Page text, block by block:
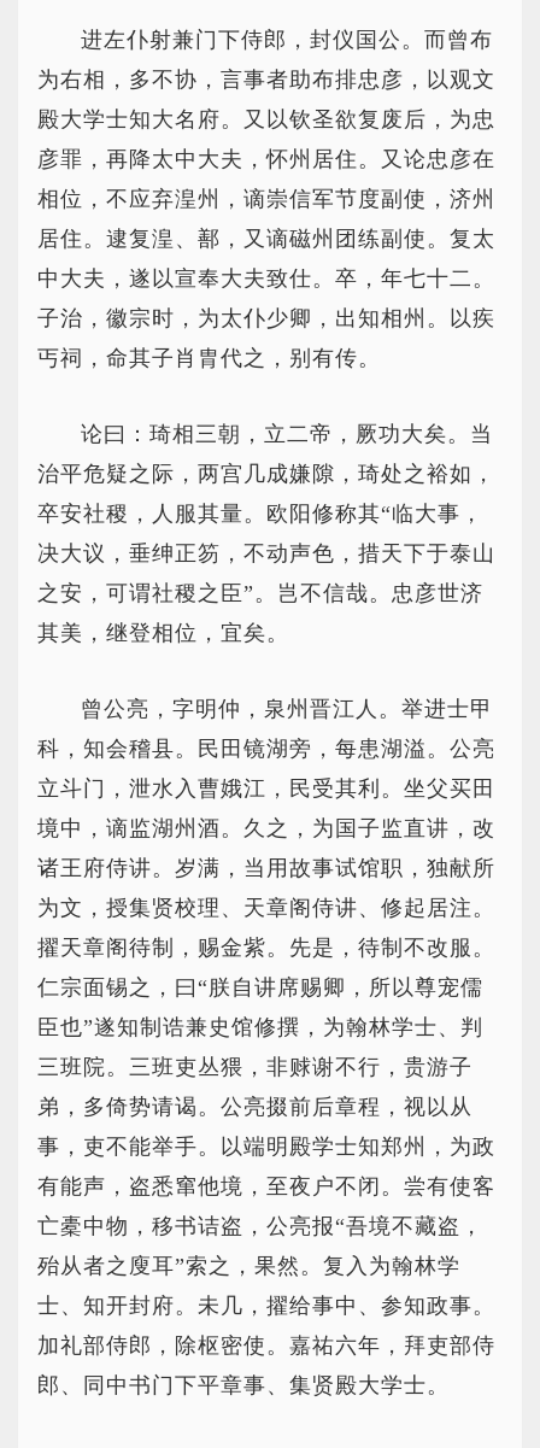
进左仆射兼门下侍郎，封仪国公。而曾布
为右相，多不协，言事者助布排忠彦，以观文
殿大学士知大名府。又以钦圣欲复废后，为忠
彦罪，再降太中大夫，怀州居住。又论忠彦在
相位，不应弃湟州，谪崇信军节度副使，济州
居住。逮复湟、鄯，又谪磁州团练副使。复太
中大夫，遂以宣奉大夫致仕。卒，年七十二。
子治，徽宗时，为太仆少卿，出知相州。以疾
丐祠，命其子肖胄代之，别有传。
论曰：琦相三朝，立二帝，厥功大矣。当
治平危疑之际，两宫几成嫌隙，琦处之裕如，
卒安社稷，人服其量。欧阳修称其“临大事，
决大议，垂绅正笏，不动声色，措天下于泰山
之安，可谓社稷之臣”。岂不信哉。忠彦世济
其美，继登相位，宜矣。
曾公亮，字明仲，泉州晋江人。举进士甲
科，知会稽县。民田镜湖旁，每患湖溢。公亮
立斗门，泄水入曹娥江，民受其利。坐父买田
境中，谪监湖州酒。久之，为国子监直讲，改
诸王府侍讲。岁满，当用故事试馆职，独献所
为文，授集贤校理、天章阁侍讲、修起居注。
擢天章阁待制，赐金紫。先是，待制不改服。
仁宗面锡之，曰“朕自讲席赐卿，所以尊宠儒
臣也”遂知制诰兼史馆修撰，为翰林学士、判
三班院。三班吏丛猥，非赇谢不行，贵游子
弟，多倚势请谒。公亮掇前后章程，视以从
事，吏不能举手。以端明殿学士知郑州，为政
有能声，盗悉窜他境，至夜户不闭。尝有使客
亡橐中物，移书诘盗，公亮报“吾境不藏盗，
殆从者之廋耳”索之，果然。复入为翰林学
士、知开封府。未几，擢给事中、参知政事。
加礼部侍郎，除枢密使。嘉祐六年，拜吏部侍
郎、同中书门下平章事、集贤殿大学士。